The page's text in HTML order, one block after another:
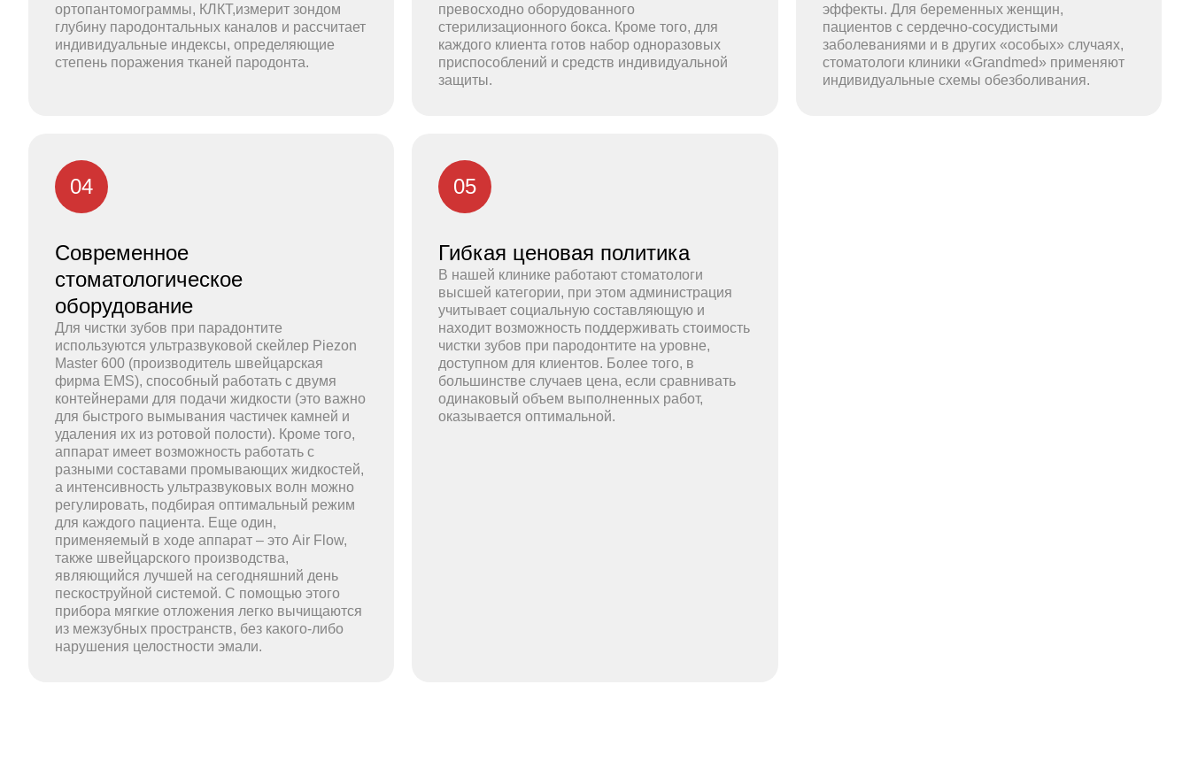
ортопантомограммы, КЛКТ,измерит зондом
глубину пародонтальных каналов и рассчитает
индивидуальные индексы, определяющие
степень поражения тканей пародонта.
превосходно оборудованного
стерилизационного бокса. Кроме того, для
каждого клиента готов набор одноразовых
приспособлений и средств индивидуальной
защиты.
эффекты. Для беременных женщин,
пациентов с сердечно-сосудистыми
заболеваниями и в других «особых» случаях,
стоматологи клиники «Grandmed» применяют
индивидуальные схемы обезболивания.
04
Современное
стоматологическое
оборудование
Для чистки зубов при парадонтите
используются ультразвуковой скейлер Piezon
Master 600 (производитель швейцарская
фирма EMS), способный работать с двумя
контейнерами для подачи жидкости (это важно
для быстрого вымывания частичек камней и
удаления их из ротовой полости). Кроме того,
аппарат имеет возможность работать с
разными составами промывающих жидкостей,
а интенсивность ультразвуковых волн можно
регулировать, подбирая оптимальный режим
для каждого пациента. Еще один,
применяемый в ходе аппарат – это Air Flow,
также швейцарского производства,
являющийся лучшей на сегодняшний день
пескоструйной системой. С помощью этого
прибора мягкие отложения легко вычищаются
из межзубных пространств, без какого-либо
нарушения целостности эмали.
05
Гибкая ценовая политика
В нашей клинике работают стоматологи
высшей категории, при этом администрация
учитывает социальную составляющую и
находит возможность поддерживать стоимость
чистки зубов при пародонтите на уровне,
доступном для клиентов. Более того, в
большинстве случаев цена, если сравнивать
одинаковый объем выполненных работ,
оказывается оптимальной.